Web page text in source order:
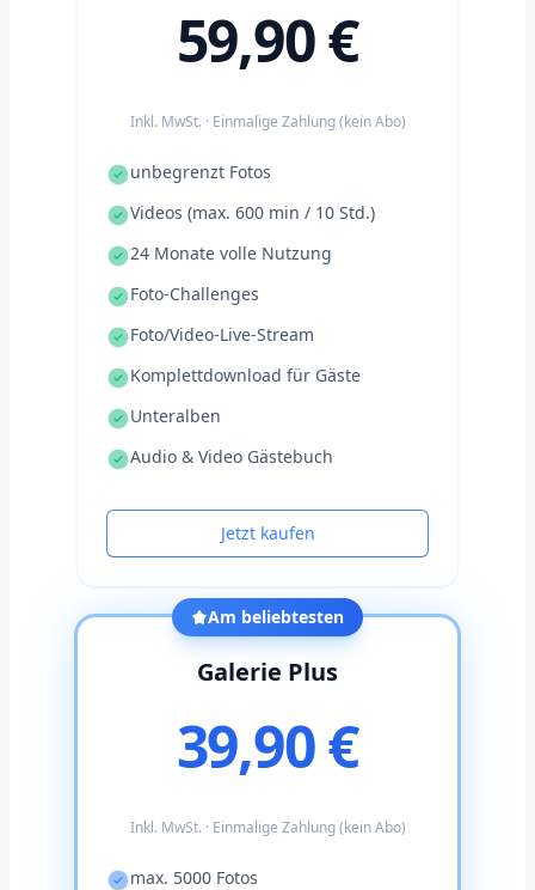
59,90 €
Inkl. MwSt. · Einmalige Zahlung (kein Abo)
unbegrenzt Fotos
Videos (max. 600 min / 10 Std.)
24 Monate volle Nutzung
Foto-Challenges
Foto/Video-Live-Stream
Komplettdownload für Gäste
Unteralben
Audio & Video Gästebuch
Jetzt kaufen
Am beliebtesten
Galerie Plus
39,90 €
Inkl. MwSt. · Einmalige Zahlung (kein Abo)
max. 5000 Fotos